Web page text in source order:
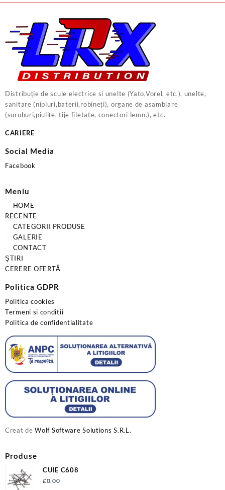
Distribuție de scule electrice si unelte (Yato,Vorel, etc.), unelte,
sanitare (nipluri,baterii,robineți), organe de asamblare
(suruburi,piulițe, tije filetate, conectori lemn.), etc.
CARIERE
Social Media
Facebook
Meniu
HOME
RECENTE
CATEGORII PRODUSE
GALERIE
CONTACT
ȘTIRI
CERERE OFERTĂ
Politica GDPR
Politica cookies
Termeni si conditii
Politica de confidentialitate
Creat deWolf Software Solutions S.R.L.
Produse
CUIE C608
£0.00